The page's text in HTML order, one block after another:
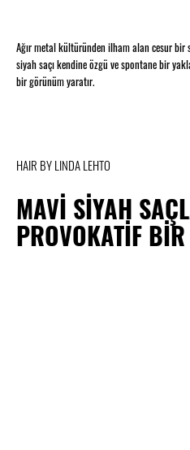
Ağır metal kültüründen ilham alan cesur bir
siyah saçı kendine özgü ve spontane bir
bir görünüm yaratır.
HAIR BY LINDA LEHTO
MAVİ SİYAH
PROVOKATİF